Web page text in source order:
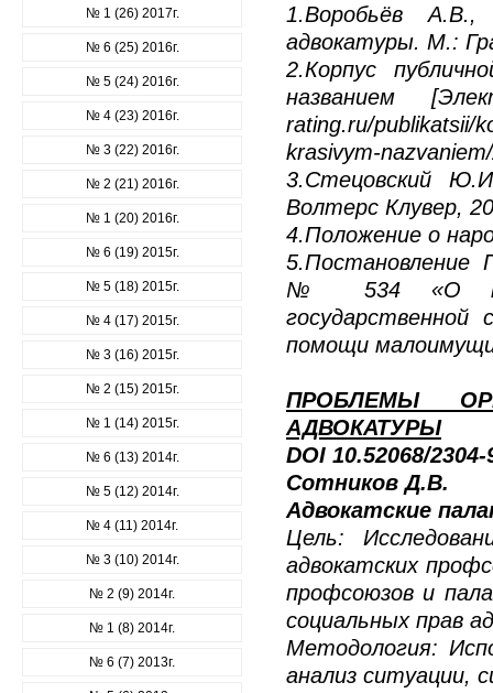
№ 1 (26) 2017г.
№ 6 (25) 2016г.
№ 5 (24) 2016г.
№ 4 (23) 2016г.
№ 3 (22) 2016г.
№ 2 (21) 2016г.
№ 1 (20) 2016г.
№ 6 (19) 2015г.
№ 5 (18) 2015г.
№ 4 (17) 2015г.
№ 3 (16) 2015г.
№ 2 (15) 2015г.
№ 1 (14) 2015г.
№ 6 (13) 2014г.
№ 5 (12) 2014г.
№ 4 (11) 2014г.
№ 3 (10) 2014г.
№ 2 (9) 2014г.
№ 1 (8) 2014г.
№ 6 (7) 2013г.
1.Воробьёв
адвокатуры. М.:
2.Корпус
названием
rating.ru/publikatsii/
krasivym-
3.Стецовский
Волтерс Клувер,
4.Положение о
№ 534 «О
государственной
помощи
ПРОБЛЕМЫ
АДВОКАТУРЫ
DOI 10.52068/
Сотников Д.В.
Адвокатские
Цель:
адвокатских
профсоюзов и
социальных прав
Методология:
анализ ситуации,